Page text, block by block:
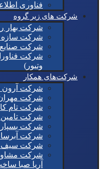
فناوری
شرکت های زیر گروه
شرکت بهار
شرکت سازه
شرکت
شرکت
وتیور)
شرکت‌های همکار
شرکت آرون
شرکت
شرکت تام
شرکت تامین
شرکت
شرکت
شرکت سیف
شرکت
آریا صبا